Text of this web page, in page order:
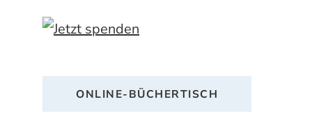
ONLINE-BÜCHERTISCH